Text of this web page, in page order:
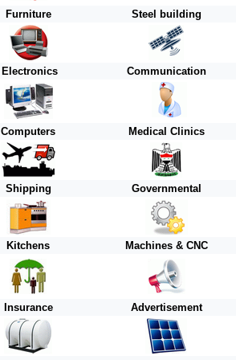
Furniture Steel building
Electronics Communication
Computers Medical Clinics
Shipping Governmental
Kitchens Machines & CNC
Insurance Advertisement